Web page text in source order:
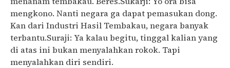
mengkono. Nanti negara ga dapat pemasukan dong.
Kan dari Industri Hasil Tembakau, negara banyak
terbantu.Suraji: Ya kalau begitu, tinggal kalian yang
di atas ini bukan menyalahkan rokok. Tapi
menyalahkan diri sendiri.